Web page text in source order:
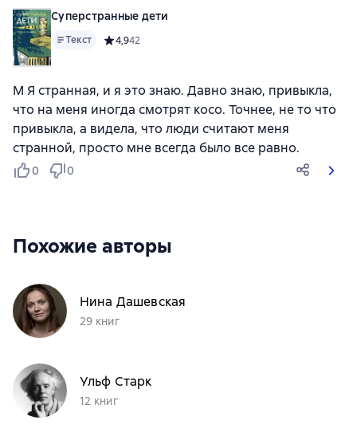
Суперстранные дети
Текст Средний рейтинг 4,9 на основе 42 оценок
4,942
М Я странная, и я это знаю. Давно знаю, привыкла,
что на меня иногда смотрят косо. Точнее, не то что
привыкла, а видела, что люди считают меня
странной, просто мне всегда было все равно.
0 0
Похожие авторы
Нина Дашевская
29 книг
Ульф Старк
12 книг